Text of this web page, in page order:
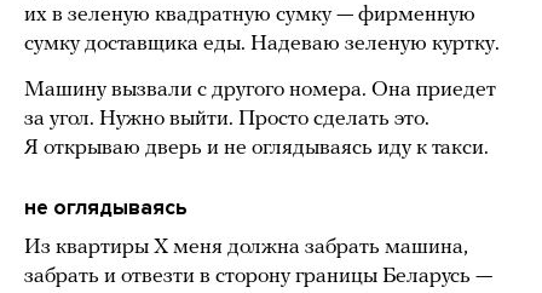
их в зеленую квадратную сумку — фирменную
сумку доставщика еды. Надеваю зеленую куртку.
Машину вызвали с другого номера. Она приедет
за угол. Нужно выйти. Просто сделать это.
Я открываю дверь и не оглядываясь иду к такси.
не оглядываясь
Из квартиры X меня должна забрать машина,
забрать и отвезти в сторону границы Беларусь —